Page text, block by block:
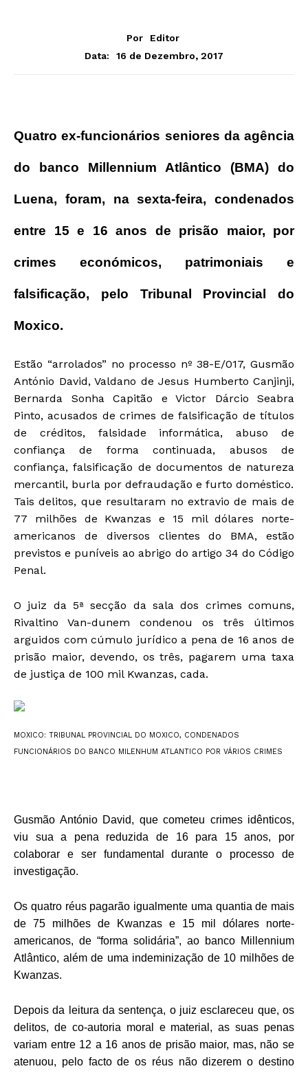
Por
Editor
Data:
16 de Dezembro, 2017
Quatro ex-funcionários seniores da agência
do banco Millennium Atlântico (BMA) do
Luena, foram, na sexta-feira, condenados
entre 15 e 16 anos de prisão maior, por
crimes económicos, patrimoniais e
falsificação, pelo Tribunal Provincial do
Moxico.
Estão “arrolados” no processo nº 38-E/017, Gusmão
António David, Valdano de Jesus Humberto Canjinji,
Bernarda Sonha Capitão e Victor Dárcio Seabra
Pinto, acusados de crimes de falsificação de títulos
de créditos, falsidade informática, abuso de
confiança de forma continuada, abusos de
confiança, falsificação de documentos de natureza
mercantil, burla por defraudação e furto doméstico.
Tais delitos, que resultaram no extravio de mais de
77 milhões de Kwanzas e 15 mil dólares norte-
americanos de diversos clientes do BMA, estão
previstos e puníveis ao abrigo do artigo 34 do Código
Penal.
O juiz da 5ª secção da sala dos crimes comuns,
Rivaltino Van-dunem condenou os três últimos
arguidos com cúmulo jurídico a pena de 16 anos de
prisão maior, devendo, os três, pagarem uma taxa
de justiça de 100 mil Kwanzas, cada.
MOXICO: TRIBUNAL PROVINCIAL DO MOXICO, CONDENADOS
FUNCIONÁRIOS DO BANCO MILENHUM ATLANTICO POR VÁRIOS CRIMES
Gusmão António David, que cometeu crimes idênticos,
viu sua a pena reduzida de 16 para 15 anos, por
colaborar e ser fundamental durante o processo de
investigação.
Os quatro réus pagarão igualmente uma quantia de mais
de 75 milhões de Kwanzas e 15 mil dólares norte-
americanos, de “forma solidária”, ao banco Millennium
Atlântico, além de uma indeminização de 10 milhões de
Kwanzas.
Depois da leitura da sentença, o juiz esclareceu que, os
delitos, de co-autoria moral e material, as suas penas
variam entre 12 a 16 anos de prisão maior, mas, não se
atenuou, pelo facto de os réus não dizerem o destino